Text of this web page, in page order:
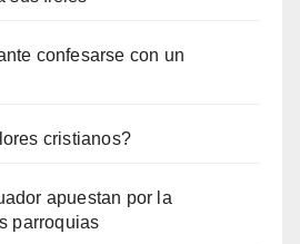
confesarse con un
cristianos?
apuestan por la
parroquias